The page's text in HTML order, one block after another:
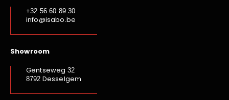
+32 56 60 89 30
info@isabo.be
Showroom
Gentseweg 32
8792 Desselgem